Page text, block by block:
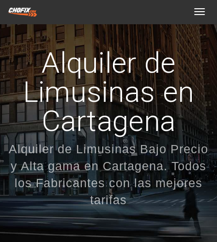
Alquiler de
Limusinas en
Cartagena
Alquiler de Limusinas Bajo Precio
y Alta gama en Cartagena. Todos
los Fabricantes con las mejores
tarifas